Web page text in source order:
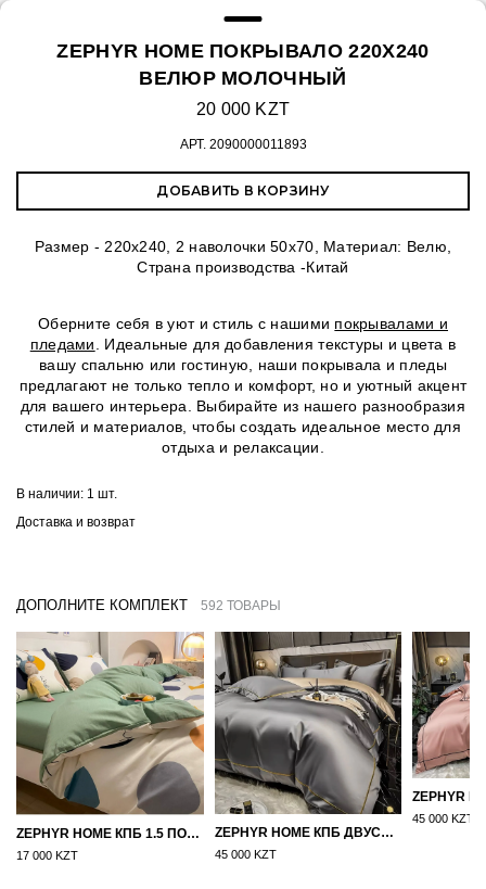
ZEPHYR HOME ПОКРЫВАЛО 220Х240
ВЕЛЮР МОЛОЧНЫЙ
20 000 KZT
АРТ. 2090000011893
ДОБАВИТЬ В КОРЗИНУ
Размер - 220х240, 2 наволочки 50х70, Материал: Велю,
Страна производства -Китай
Оберните себя в уют и стиль с нашими покрывалами и
пледами
. Идеальные для добавления текстуры и цвета в
вашу спальню или гостиную, наши покрывала и пледы
предлагают не только тепло и комфорт, но и уютный акцент
для вашего интерьера. Выбирайте из нашего разнообразия
стилей и материалов, чтобы создать идеальное место для
отдыха и релаксации.
В наличии: 1 шт.
Доставка и возврат
ДОПОЛНИТЕ КОМПЛЕКТ 592 ТОВАРЫ
ZEPHYR HOME КПБ 1.5 ПОЛУТОРКА ЦВЕТНЫЕ КРУГИ
17 000 KZT
ZEPHYR HOME КПБ ДВУСПАЛКА ЕВРО МАКО-САТИН 100S ГРАНИТ
45 000 KZT
45 000 KZT